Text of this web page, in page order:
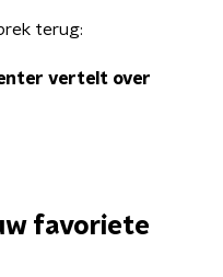
terug:
vertelt over
favoriete